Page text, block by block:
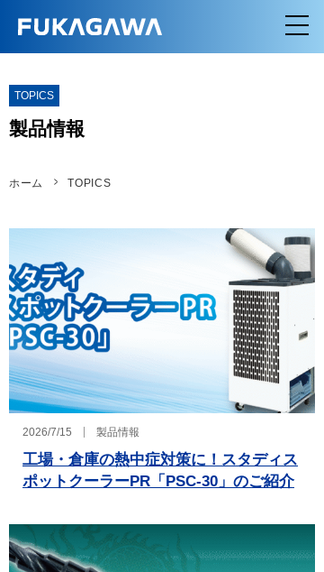
TOPICS
製品情報
ホーム TOPICS
2026/7/15 製品情報
工場・倉庫の熱中症対策に！スタディス
ポットクーラーPR「PSC-30」のご紹介